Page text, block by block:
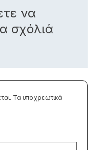
να
σχόλιά
Τα υποχρεωτικά